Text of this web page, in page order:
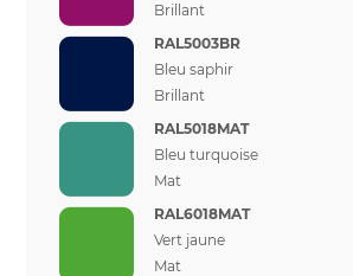
Brillant
RAL5003BR
Bleu saphir
Brillant
RAL5018MAT
Bleu turquoise
Mat
RAL6018MAT
Vert jaune
Mat